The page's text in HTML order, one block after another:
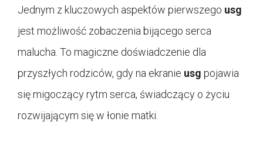
Jednym z kluczowych aspektów pierwszego usg
jest możliwość zobaczenia bijącego serca
malucha. To magiczne doświadczenie dla
przyszłych rodziców, gdy na ekranie usg pojawia
się migoczący rytm serca, świadczący o życiu
rozwijającym się w łonie matki.